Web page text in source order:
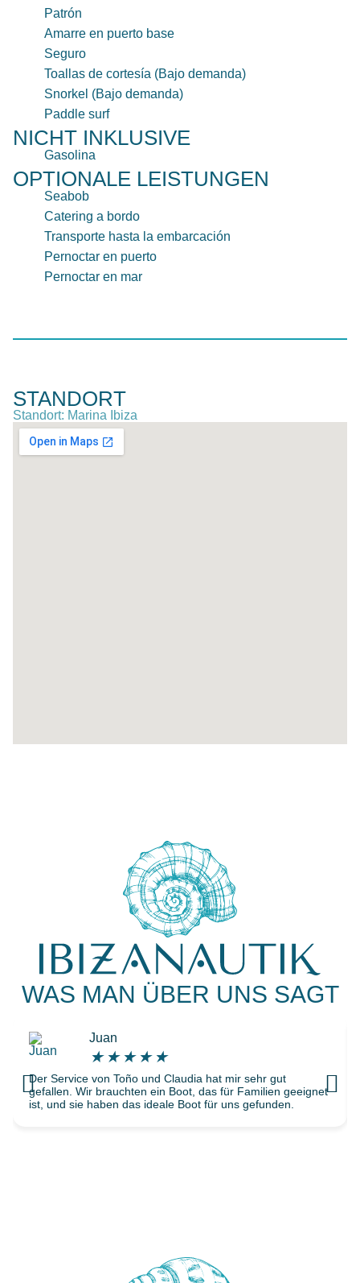
Patrón
Amarre en puerto base
Seguro
Toallas de cortesía (Bajo demanda)
Snorkel (Bajo demanda)
Paddle surf
NICHT INKLUSIVE
Gasolina
OPTIONALE LEISTUNGEN
Seabob
Catering a bordo
Transporte hasta la embarcación
Pernoctar en puerto
Pernoctar en mar
STANDORT
Standort: Marina Ibiza
WAS MAN ÜBER UNS SAGT
Juan
★ ★ ★ ★ ★
Der Service von Toño und Claudia hat mir sehr gut
gefallen. Wir brauchten ein Boot, das für Familien geeignet
ist, und sie haben das ideale Boot für uns gefunden.